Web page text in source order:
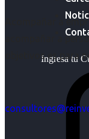
Ingresa tu
Acompañar a
acompañar a
objetivos es para